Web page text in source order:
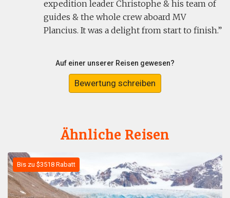
expedition leader Christophe & his team of
guides & the whole crew aboard MV
Plancius. It was a delight from start to finish.
Auf einer unserer Reisen gewesen?
Bewertung schreiben
Ähnliche Reisen
Bis zu $3518 Rabatt